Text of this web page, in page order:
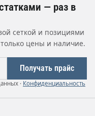
— раз в
сеткой и позициями
цены и наличие.
Получать прайс
· Конфиденциальность